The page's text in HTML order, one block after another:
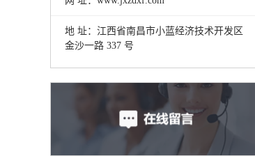
地 址：江西省南昌市小蓝经济技术开发区
金沙一路 337 号